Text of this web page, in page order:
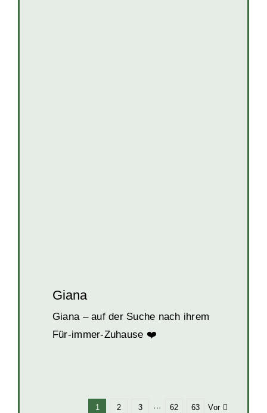
Giana
Giana – auf der Suche nach ihrem
Für-immer-Zuhause ❤️
1 2 3 ··· 62 63 Vor